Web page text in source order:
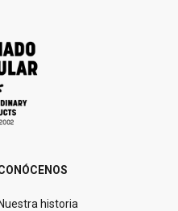
Nuestra historia